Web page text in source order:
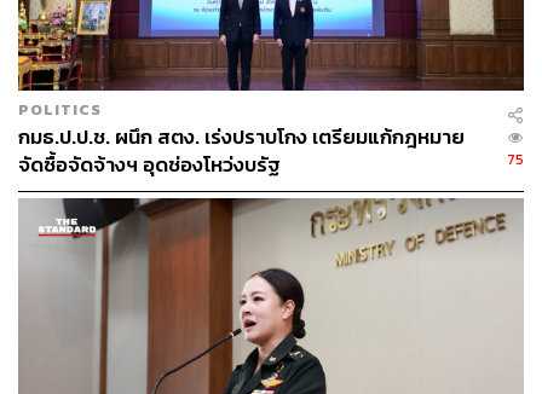
POLITICS
กมธ.ป.ป.ช. ผนึก สตง. เร่งปราบโกง เตรียมแก้กฎหมาย
จัดซื้อจัดจ้างฯ อุดช่องโหว่งบรัฐ
75